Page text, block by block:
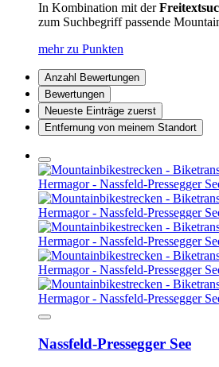
In Kombination mit der
zum Suchbegriff passende
mehr zu Punkten
Anzahl Bewertungen
Bewertungen
Neueste Einträge zuerst
Entfernung von meinem Standort
Nassfeld-Pressegger See